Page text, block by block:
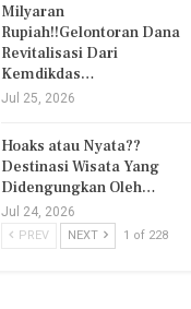
Milyaran
Rupiah!!Gelontoran Dana
Revitalisasi Dari
Kemdikdas…
Jul 25, 2026
Hoaks atau Nyata??
Destinasi Wisata Yang
Didengungkan Oleh…
Jul 24, 2026
PREV NEXT 1 of 228